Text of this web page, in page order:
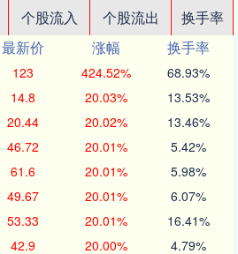
个股流入 个股流出
换手率
最新价 涨幅
换手率
123 424.52% 68.93%
14.8 20.03% 13.53%
20.44 20.02% 13.46%
46.72 20.01% 5.42%
61.6 20.01% 5.98%
49.67 20.01% 6.07%
53.33 20.01% 16.41%
42.9 20.00% 4.79%